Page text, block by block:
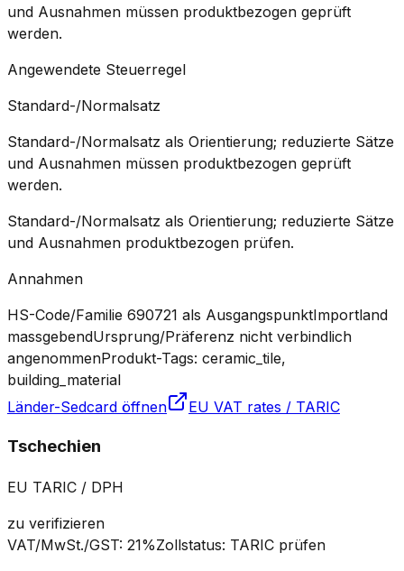
und Ausnahmen müssen produktbezogen geprüft
werden.
Angewendete Steuerregel
Standard-/Normalsatz
Standard-/Normalsatz als Orientierung; reduzierte Sätze
und Ausnahmen müssen produktbezogen geprüft
werden.
Standard-/Normalsatz als Orientierung; reduzierte Sätze
und Ausnahmen produktbezogen prüfen.
Annahmen
HS-Code/Familie 690721 als AusgangspunktImportland
massgebendUrsprung/Präferenz nicht verbindlich
angenommenProdukt-Tags: ceramic_tile,
building_material
Länder-Sedcard öffnen
EU VAT rates / TARIC
Tschechien
EU TARIC / DPH
zu verifizieren
VAT/MwSt./GST: 21%Zollstatus: TARIC prüfen